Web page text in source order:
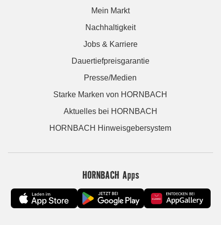
Mein Markt
Nachhaltigkeit
Jobs & Karriere
Dauertiefpreisgarantie
Presse/Medien
Starke Marken von HORNBACH
Aktuelles bei HORNBACH
HORNBACH Hinweisgebersystem
HORNBACH Apps